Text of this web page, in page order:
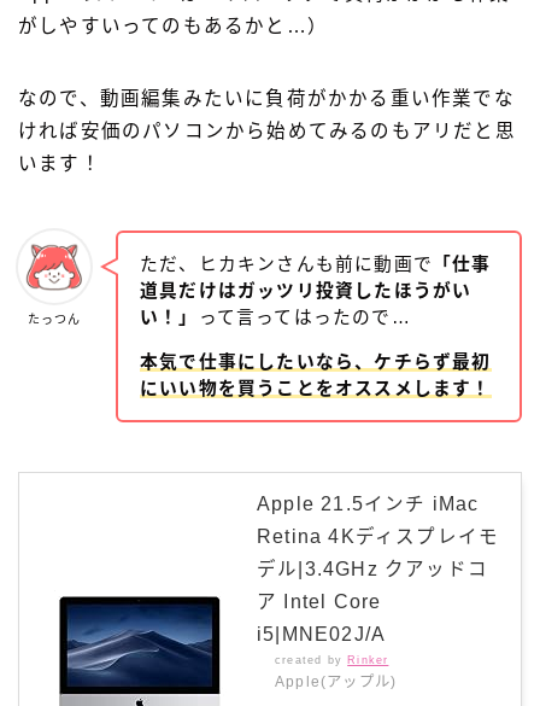
がしやすいってのもあるかと…）
なので、動画編集みたいに負荷がかかる重い作業でな
ければ安価のパソコンから始めてみるのもアリだと思
います！
たっつん
ただ、ヒカキンさんも前に動画で
「仕事
道具だけはガッツリ投資したほうがい
い！」
って言ってはったので…
本気で仕事にしたいなら、ケチらず最初
にいい物を買うことをオススメします！
Apple 21.5インチ iMac
Retina 4Kディスプレイモ
デル|3.4GHz クアッドコ
ア Intel Core
i5|MNE02J/A
created by Rinker
Apple(アップル)